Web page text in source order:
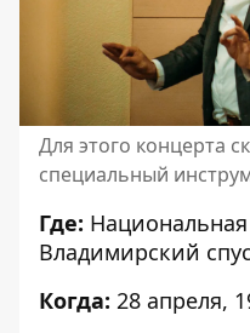
Для этого концерта
специальный
Где:
Владимирский
Когда: 28 апреля,